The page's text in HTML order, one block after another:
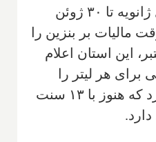
بنزین و گازوئیل از اول ژانویه تا ۳۰ ژوئن
مالیات بر بنزین را
این استان اعلام
۴.۵ سنتی برای هر لیتر را
مجددا اعمال خواهد کرد که هنوز با ۱۳ سنت